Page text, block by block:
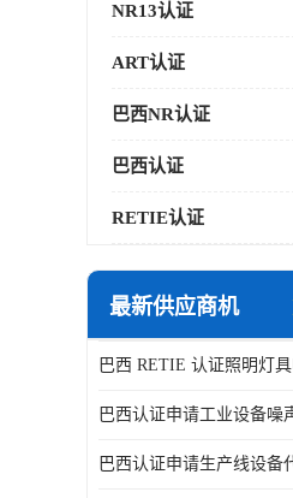
NR13认证
ART认证
巴西NR认证
巴西认证
RETIE认证
最新供应商机